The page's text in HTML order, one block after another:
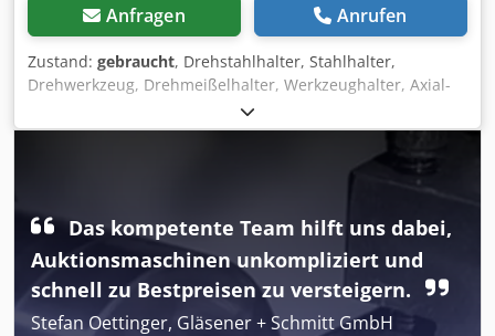
Anfragen Anrufen
Zustand: gebraucht, Drehstahlhalter, Stahlhalter,
Drehwerkzeug, Drehmeißelhalter, Werkzeughalter, Axial-
Werkzeughalter -verschiedene Aufnahmen: 10 -von: WNT-
Mastertool -Verkauf: nur komplett -Preis: komplett -
Das kompetente Team hilft uns dabei,
Auktionsmaschinen unkompliziert und
schnell zu Bestpreisen zu versteigern.
Stefan Oettinger, Gläsener + Schmitt GmbH